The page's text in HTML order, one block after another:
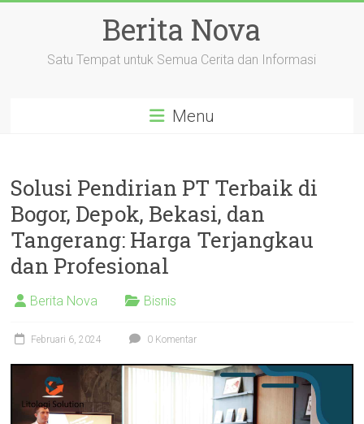
Berita Nova
Satu Tempat untuk Semua Cerita dan Informasi
Menu
Solusi Pendirian PT Terbaik di
Bogor, Depok, Bekasi, dan
Tangerang: Harga Terjangkau
dan Profesional
Berita Nova Bisnis
Februari 6, 2024 0 Komentar